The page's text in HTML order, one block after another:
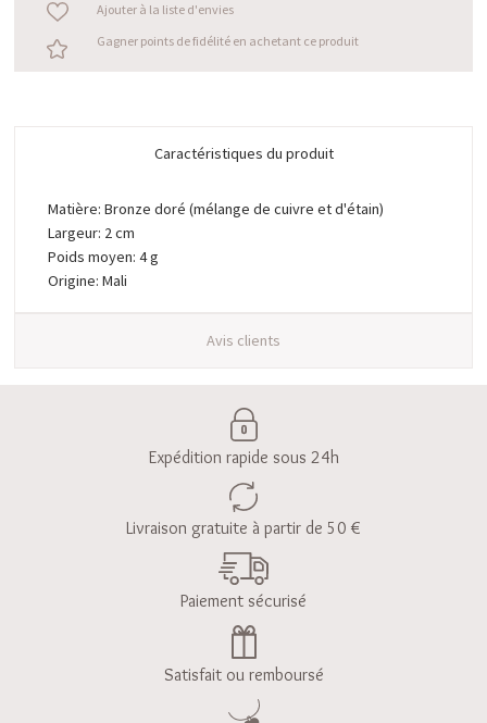
Ajouter à la liste d'envies
Gagner points de fidélité en achetant ce produit
Caractéristiques du produit
Matière: Bronze doré (mélange de cuivre et d'étain)
Largeur: 2 cm
Poids moyen: 4 g
Origine: Mali
Avis clients
Expédition rapide sous 24h
Livraison gratuite à partir de 50 €
Paiement sécurisé
Satisfait ou remboursé